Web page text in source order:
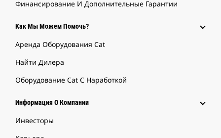
Финансирование И Дополнительные Гарантии
Как Мы Можем Помочь?
Аренда Оборудования Cat
Найти Дилера
Оборудование Cat С Наработкой
Информация О Компании
Инвесторы